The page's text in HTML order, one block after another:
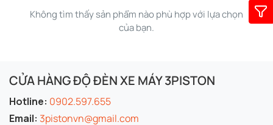
Không tìm thấy sản phẩm nào phù hợp với lựa chọn
của bạn.
CỬA HÀNG ĐỘ ĐÈN XE MÁY 3PISTON
Hotline: 0902.597.655
Email: 3pistonvn@gmail.com